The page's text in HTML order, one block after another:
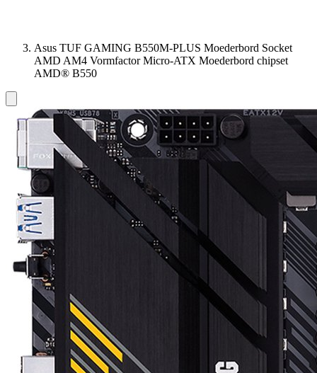
Asus TUF GAMING B550M-PLUS Moederbord Socket
AMD AM4 Vormfactor Micro-ATX Moederbord chipset
AMD® B550